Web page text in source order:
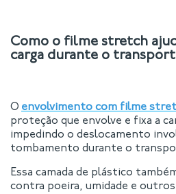
Como o filme stretch
carga durante o
O envolvimento com filme
proteção que envolve e fixa a
impedindo o deslocamento
tombamento durante o
Essa camada de plástico
contra poeira, umidade e